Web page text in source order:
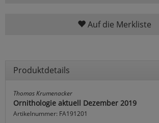
Auf die Merkliste
Produktdetails
Thomas Krumenacker
Ornithologie aktuell Dezember 2019
Artikelnummer: FA191201